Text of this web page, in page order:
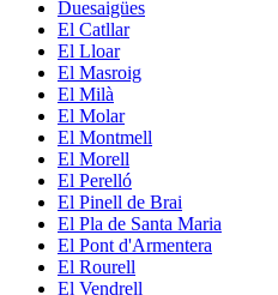
Duesaigües
El Catllar
El Lloar
El Masroig
El Milà
El Molar
El Montmell
El Morell
El Perelló
El Pinell de Brai
El Pla de Santa Maria
El Pont d'Armentera
El Rourell
El Vendrell